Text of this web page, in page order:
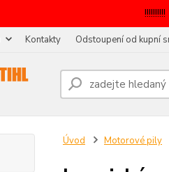
Kontakty Odstoupení od kupní
Úvod Motorové pily